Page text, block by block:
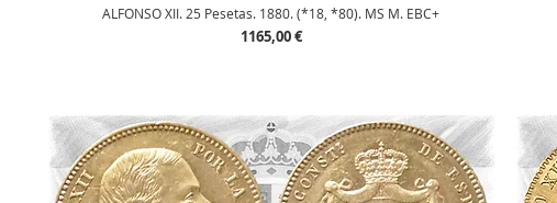
Vista rápida
ALFONSO XII. 25 Pesetas. 1880. (*18, *80). MS M. EBC+
Precio
1165,00 €